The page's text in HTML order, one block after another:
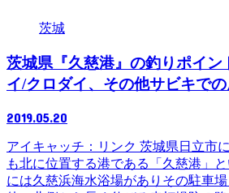
茨城
茨城県『久慈港』の釣りポイン
イ/クロダイ、その他サビキでの
2019.05.20
アイキャッチ：リンク 茨城県日立市
も北に位置する港である「久慈港」
には久慈浜海水浴場がありその駐車